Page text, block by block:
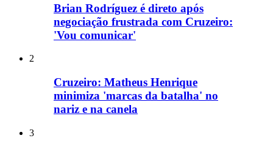
Brian Rodríguez é direto após
negociação frustrada com Cruzeiro:
'Vou comunicar'
2
Cruzeiro: Matheus Henrique
minimiza 'marcas da batalha' no
nariz e na canela
3